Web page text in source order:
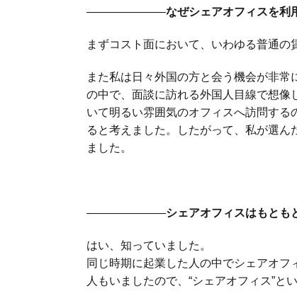
———————なぜシェアオフィスを利
まずコスト面において、いわゆる普通の
また私は日々外国の方と会う機会が非
の中で、面談に訪れる外国人目線で想
いて明るい雰囲気のオフィスへ訪問す
ると考えました。したがって、私が選
ました。
———————シェアオフィスはもとも
はい、知っていました。
同じ時期に起業した人の中でシェアオ
人もいましたので、“シェアオフィス”と